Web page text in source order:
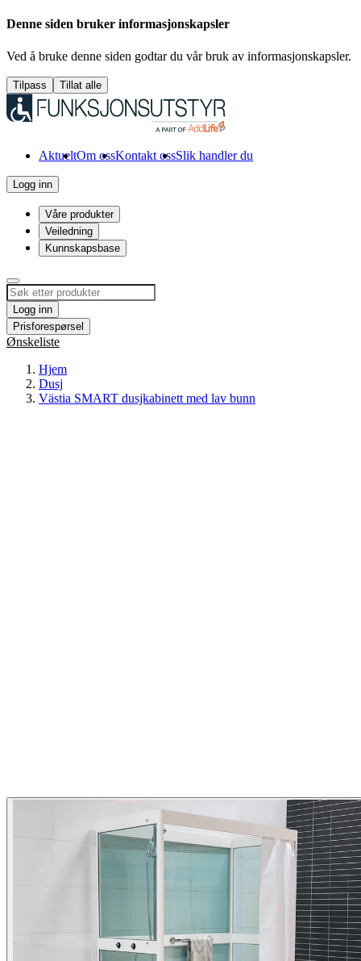
Denne siden bruker informasjonskapsler
Ved å bruke denne siden godtar du vår bruk av informasjonskapsler.
Tilpass Tillat alle
AktueltOm ossKontakt ossSlik handler du
Logg inn
Våre produkter
Veiledning
Kunnskapsbase
Logg inn
Prisforespørsel
Ønskeliste
Hjem
Dusj
Västia SMART dusjkabinett med lav bunn